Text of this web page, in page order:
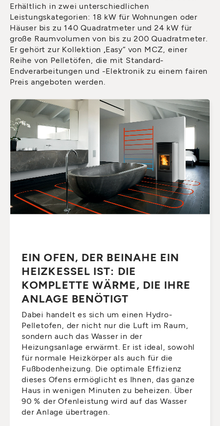
Erhältlich in zwei unterschiedlichen
Leistungskategorien: 18 kW für Wohnungen oder
Häuser bis zu 140 Quadratmeter und 24 kW für
große Raumvolumen von bis zu 200 Quadratmeter.
Er gehört zur Kollektion „Easy“ von MCZ, einer
Reihe von Pelletöfen, die mit Standard-
Endverarbeitungen und -Elektronik zu einem fairen
Preis angeboten werden.
EIN OFEN, DER BEINAHE EIN
HEIZKESSEL IST: DIE
KOMPLETTE WÄRME, DIE IHRE
ANLAGE BENÖTIGT
Dabei handelt es sich um einen Hydro-
Pelletofen, der nicht nur die Luft im Raum,
sondern auch das Wasser in der
Heizungsanlage erwärmt. Er ist ideal, sowohl
für normale Heizkörper als auch für die
Fußbodenheizung. Die optimale Effizienz
dieses Ofens ermöglicht es Ihnen, das ganze
Haus in wenigen Minuten zu beheizen. Über
90 % der Ofenleistung wird auf das Wasser
der Anlage übertragen.